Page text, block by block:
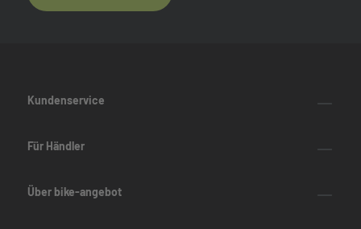
Kundenservice
Für Händler
Über bike-angebot